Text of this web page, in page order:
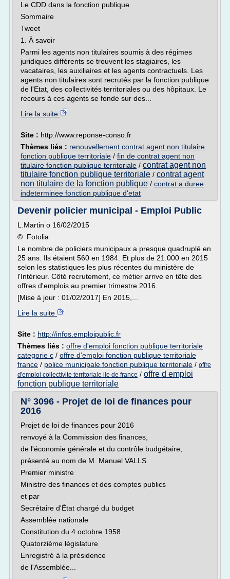
Le CDD dans la fonction publique
Sommaire
Tweet
1. À savoir
Parmi les agents non titulaires soumis à des régimes
juridiques différents se trouvent les stagiaires, les
vacataires, les auxiliaires et les agents contractuels. Les
agents non titulaires sont recrutés par la fonction publique
de l'Etat, des collectivités territoriales ou des hôpitaux. Le
recours à ces agents se fonde sur des...
Lire la suite
Site : http://www.reponse-conso.fr
Thèmes liés : renouvellement contrat agent non titulaire
fonction publique territoriale / fin de contrat agent non
titulaire fonction publique territoriale / contrat agent non
titulaire fonction publique territoriale / contrat agent
non titulaire de la fonction publique / contrat a duree
indeterminee fonction publique d'etat
Devenir policier municipal - Emploi Public
L.Martin o 16/02/2015
© Fotolia
Le nombre de policiers municipaux a presque quadruplé en
25 ans. Ils étaient 560 en 1984. Et plus de 21.000 en 2015
selon les statistiques les plus récentes du ministère de
l'Intérieur. Côté recrutement, ce métier arrive en tête des
offres d'emplois au premier trimestre 2016.
[Mise à jour : 01/02/2017] En 2015,...
Lire la suite
Site : http://infos.emploipublic.fr
Thèmes liés : offre d'emploi fonction publique territoriale
categorie c / offre d'emploi fonction publique territoriale
france / police municipale fonction publique territoriale / offre
d'emploi collectivite territoriale ile de france / offre d emploi
fonction publique territoriale
N° 3096 - Projet de loi de finances pour
2016
Projet de loi de finances pour 2016
renvoyé à la Commission des finances,
de l'économie générale et du contrôle budgétaire,
présenté au nom de M. Manuel VALLS
Premier ministre
Ministre des finances et des comptes publics
et par
Secrétaire d'État chargé du budget
Assemblée nationale
Constitution du 4 octobre 1958
Quatorzième législature
Enregistré à la présidence
de l'Assemblée...